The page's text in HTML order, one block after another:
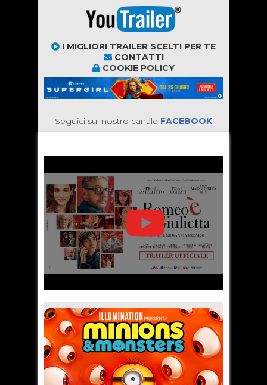
I MIGLIORI TRAILER SCELTI PER TE
CONTATTI
COOKIE POLICY
Seguici sul nostro canale FACEBOOK